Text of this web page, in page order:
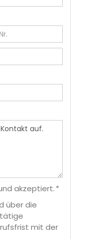
akzeptiert. *
über die
mit der